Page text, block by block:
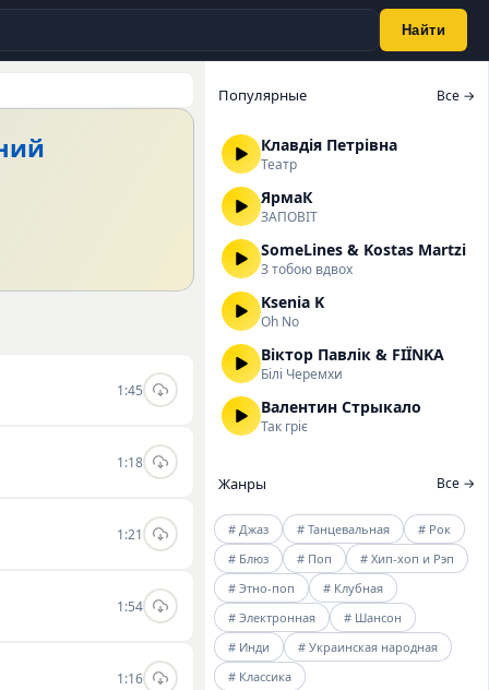
Найти
1:45
1:18
1:21
1:54
1:16
Популярные Все →
Клавдія Петрівна
Театр
ЯрмаК
ЗАПОВІТ
SomeLines & Kostas Martzi
З тобою вдвох
Ksenia K
Oh No
Віктор Павлік & FIЇNKA
Білі Черемхи
Валентин Стрыкало
Так гріє
Жанры Все →
# Джаз # Танцевальная
# Рок
# Блюз
# Поп
# Хип-хоп и Рэп
# Этно-поп
# Клубная
# Электронная
# Шансон
# Инди
# Украинская народная
# Классика